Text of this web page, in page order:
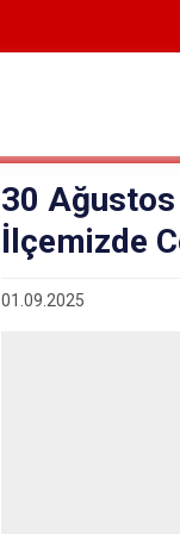
30 Ağustos
İlçemizde
01.09.2025